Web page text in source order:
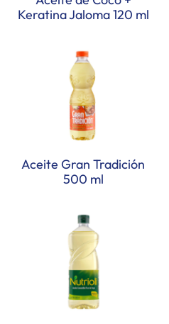
Keratina Jaloma 120 ml
Aceite Gran Tradición
500 ml